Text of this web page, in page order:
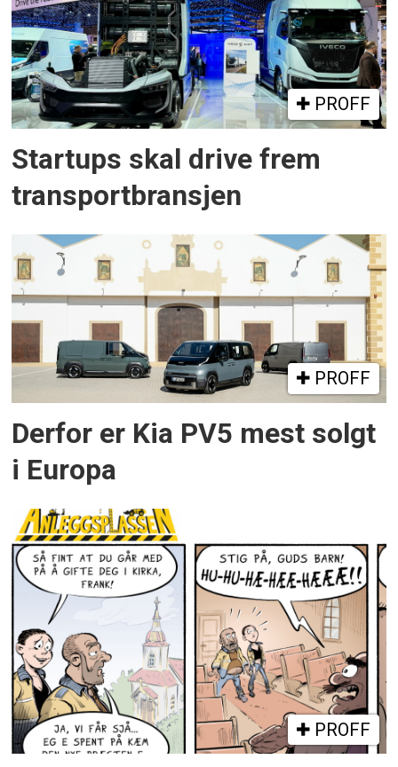
PROFF
Startups skal drive frem
transportbransjen
PROFF
Derfor er Kia PV5 mest solgt
i Europa
PROFF